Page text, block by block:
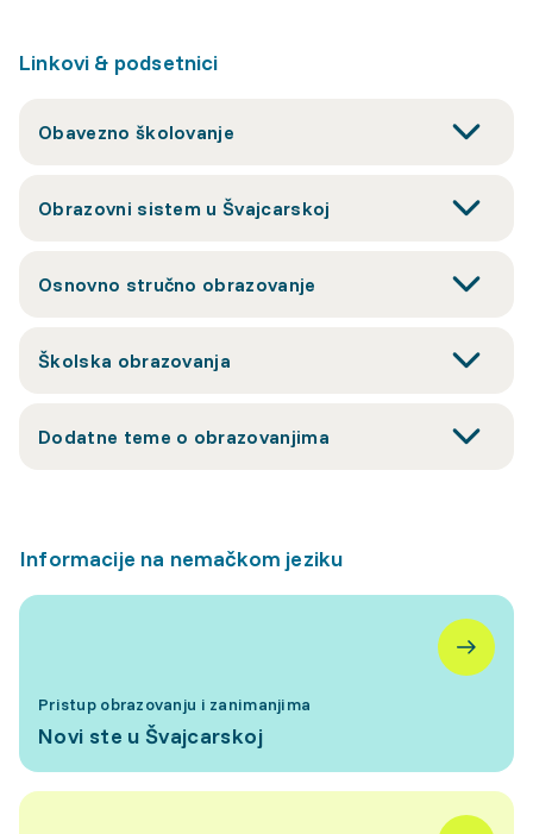
Linkovi & podsetnici
Obavezno školovanje
Obrazovni sistem u Švajcarskoj
Osnovno stručno obrazovanje
Školska obrazovanja
Dodatne teme o obrazovanjima
Informacije na nemačkom jeziku
Pristup obrazovanju i zanimanjima
Novi ste u Švajcarskoj